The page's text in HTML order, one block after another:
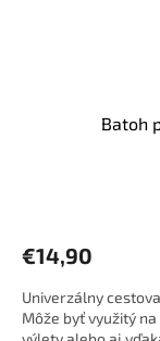
Batoh
€14,90
Univerzálny
Môže byť využitý